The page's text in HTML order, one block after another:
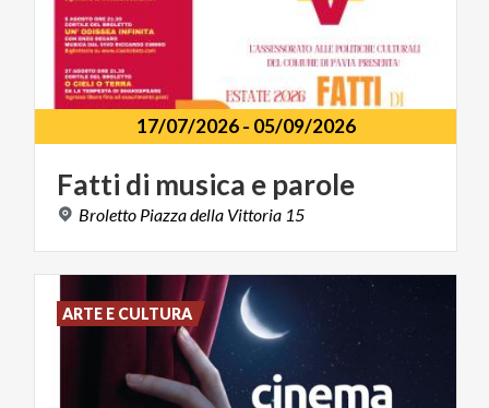
17/07/2026- 05/09/2026
Fatti di musica e parole
Broletto Piazzadella Vittoria 15
ARTE E CULTURA